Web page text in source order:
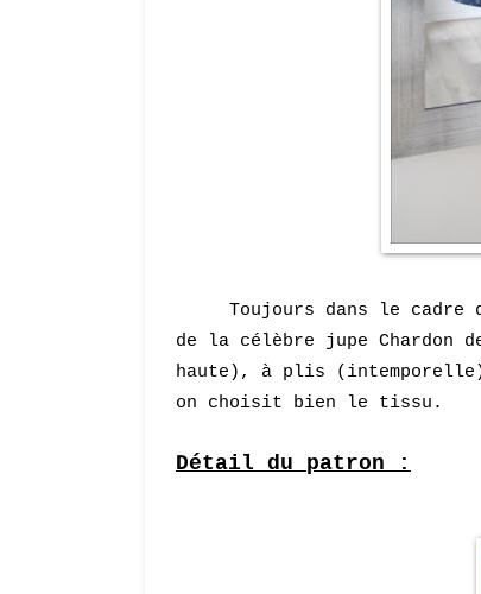
Toujours dans le cadre
de la célèbre jupe Chardon
haute), à plis
on choisit bien le tissu.
Détail du patron :